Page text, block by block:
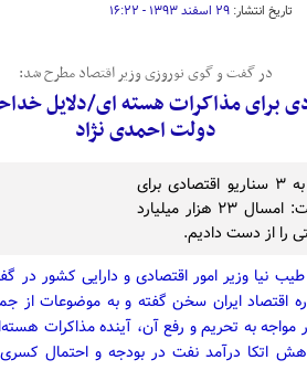
تاریخ انتشار: ۲۹ اسفند ۱۳۹۳ - ۱۶:۲۲
در گفت و گوی نوروزی وزیر اقتصاد مطرح شد:
برای مذاکرات هسته ای/دلایل
دولت احمدی نژاد
وزیر اقتصاد با اشاره به ۳ سناریو اقتصادی برای
مذاکرات هسته‌ای گفت: امسال ۲۳ هزار میلیارد
را از دست دادیم.
نیا وزیر امور اقتصادی و دارایی کشور در
اقتصاد ایران سخن گفته و به موضوعات از
مواجه به تحریم و رفع آن،‌ آینده مذاکرات
اتکا درآمد نفت در بودجه و احتمال